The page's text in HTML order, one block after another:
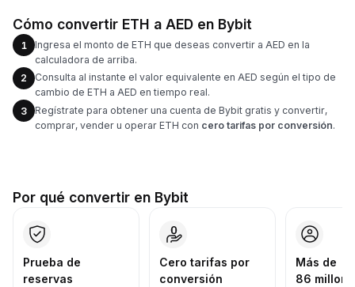
Cómo convertir ETH a AED en Bybit
1
Ingresa el monto de ETH que deseas convertir a AED en la
calculadora de arriba.
2
Consulta al instante el valor equivalente en AED según el tipo de
cambio de ETH a AED en tiempo real.
3
Regístrate para obtener una cuenta de Bybit gratis y convertir,
comprar, vender u operar ETH con cero tarifas por conversión.
Por qué convertir en Bybit
Prueba de
reservas
Cero tarifas por
conversión
Más de
86